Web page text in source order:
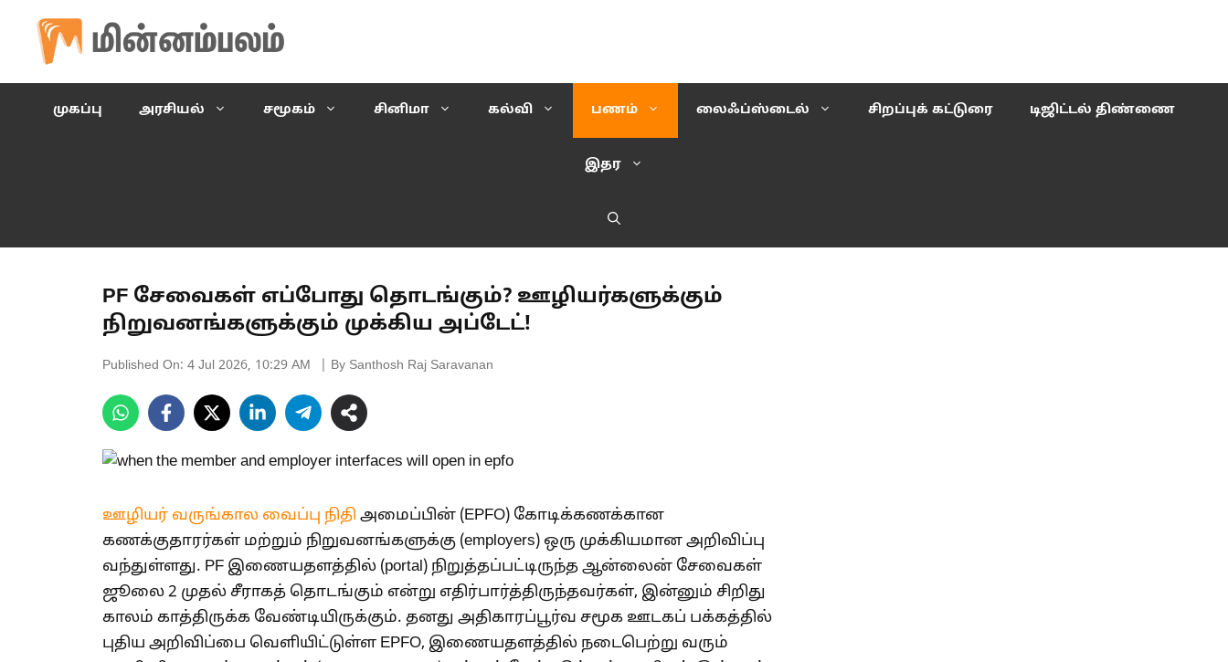
content
முகப்பு அரசியல் சமூகம் சினிமா கல்வி பணம் லைஃப்ஸ்டைல் சிறப்புக் கட்டுரை டிஜிட்டல் திண்ணை
இதர
PF சேவைகள் எப்போது தொடங்கும்? ஊழியர்களுக்கும்
நிறுவனங்களுக்கும் முக்கிய அப்டேட்!
Published On: 4 Jul 2026, 10:29 AM | By Santhosh Raj Saravanan
ஊழியர் வருங்கால வைப்பு நிதி அமைப்பின் (EPFO) கோடிக்கணக்கான
கணக்குதாரர்கள் மற்றும் நிறுவனங்களுக்கு (employers) ஒரு முக்கியமான அறிவிப்பு
வந்துள்ளது. PF இணையதளத்தில் (portal) நிறுத்தப்பட்டிருந்த ஆன்லைன் சேவைகள்
ஜூலை 2 முதல் சீராகத் தொடங்கும் என்று எதிர்பார்த்திருந்தவர்கள், இன்னும் சிறிது
காலம் காத்திருக்க வேண்டியிருக்கும். தனது அதிகாரப்பூர்வ சமூக ஊடகப் பக்கத்தில்
புதிய அறிவிப்பை வெளியிட்டுள்ள EPFO, இணையதளத்தில் நடைபெற்று வரும்